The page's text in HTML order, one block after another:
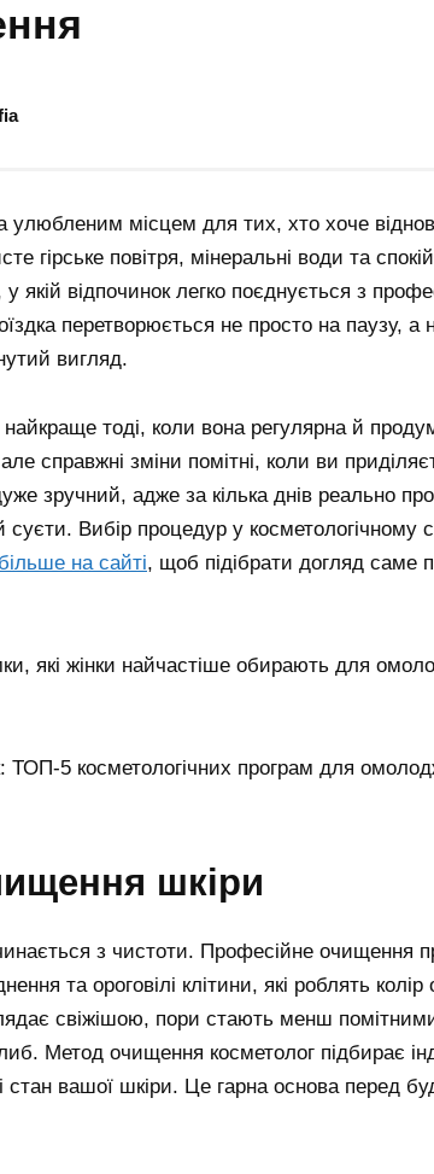
улюбленим місцем для тих, хто хоче
гірське повітря, мінеральні води та
якій відпочинок легко поєднується з
перетворюється не просто на паузу,
вигляд.
найкраще тоді, коли вона регулярна й
справжні зміни помітні, коли ви
зручний, адже за кілька днів реально
суєти. Вибір процедур у косметологічному
більше на сайті, щоб підібрати догляд саме
які жінки найчастіше обирають для
шкіри
з чистоти. Професійне очищення
та ороговілі клітини, які роблять
свіжішою, пори стають менш
Метод очищення косметолог підбирає
стан вашої шкіри. Це гарна основа перед